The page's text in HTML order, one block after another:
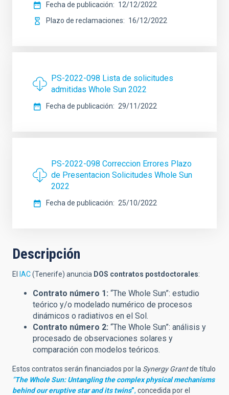
Fecha de publicación
12/12/2022
Plazo de reclamaciones
16/12/2022
PS-2022-098 Lista de solicitudes
admitidas Whole Sun 2022
Fecha de publicación 29/11/2022
PS-2022-098 Correccion Errores Plazo
de Presentacion Solicitudes Whole Sun
2022
Fecha de publicación 25/10/2022
Descripción
El IAC(Tenerife) anuncia DOS contratos postdoctorales:
Contrato número 1: “The Whole Sun”: estudio
teórico y/o modelado numérico de procesos
dinámicos o radiativos en el Sol.
Contrato número 2: “The Whole Sun”: análisis y
procesado de observaciones solares y
comparación con modelos teóricos.
Estos contratos serán financiados por la Synergy Grantde título
”The Whole Sun: Untangling the complex physical mechanisms
behind our eruptive star and its twins”, concedida por el